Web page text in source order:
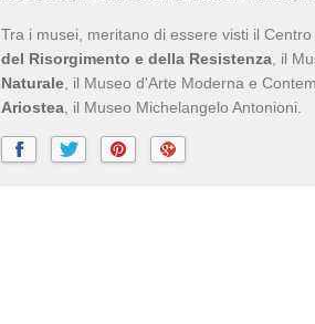
Tra i musei, meritano di essere visti il
del Risorgimento e della Resistenza , il
Naturale , il Museo d'Arte Moderna e
Ariostea , il Museo Michelangelo Antonioni.